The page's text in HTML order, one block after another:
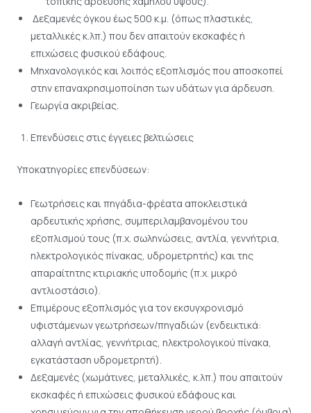
Δεξαμενές όγκου έως 500 κ.μ. (όπως πλαστικές,
μεταλλικές κ.λπ.) που δεν απαιτούν εκσκαφές ή
επιχώσεις φυσικού εδάφους.
Μηχανολογικός και λοιπός εξοπλισμός που αποσκοπεί
στην επαναχρησιμοποίηση των υδάτων για άρδευση.
Γεωργία ακριβείας.
Επενδύσεις στις έγγειες βελτιώσεις
Υποκατηγορίες επενδύσεων:
Γεωτρήσεις και πηγάδια-φρέατα αποκλειστικά
αρδευτικής χρήσης, συμπεριλαμβανομένου του
εξοπλισμού τους (π.χ. σωληνώσεις, αντλία, γεννήτρια,
ηλεκτρολογικός πίνακας, υδρομετρητής) και της
απαραίτητης κτιριακής υποδομής (π.χ. μικρό
αντλιοστάσιο).
Επιμέρους εξοπλισμός για τον εκσυγχρονισμό
υφιστάμενων γεωτρήσεων/πηγαδιών (ενδεικτικά:
αλλαγή αντλίας, γεννήτριας, ηλεκτρολογικού πίνακα,
εγκατάσταση υδρομετρητή).
Δεξαμενές (χωμάτινες, μεταλλικές, κ.λπ.) που απαιτούν
εκσκαφές ή επιχώσεις φυσικού εδάφους και